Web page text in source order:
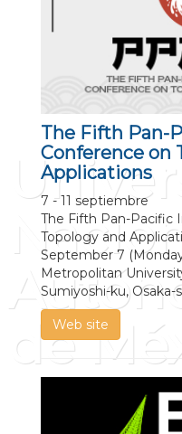
de
The Fifth Pan-
Conference on
Applications
7 - 11 septiembre
The Fifth Pan-Pacific
Topology and
September 7
Metropolitan
Sumiyoshi-ku, Osaka-
Web site